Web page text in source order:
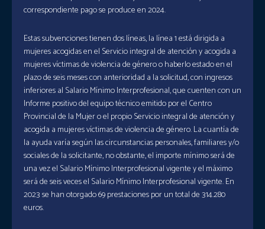
correspondiente pago se produce en 2024.
Estas subvenciones tienen dos líneas, la línea 1 está dirigida a
mujeres acogidas en el Servicio integral de atención y acogida a
mujeres víctimas de violencia de género o haberlo estado en el
plazo de seis meses con anterioridad a la solicitud, con ingresos
inferiores al Salario Mínimo Interprofesional, que cuenten con un
Informe positivo del equipo técnico emitido por el Centro
Provincial de la Mujer o el propio Servicio integral de atención y
acogida a mujeres víctimas de violencia de género. La cuantía de
la ayuda varía según las circunstancias personales, familiares y/o
sociales de la solicitante, no obstante, el importe mínimo será de
una vez el Salario Mínimo Interprofesional vigente y el máximo
será de seis veces el Salario Mínimo Interprofesional vigente. En
2023 se han otorgado 69 prestaciones por un total de 314.280
euros.